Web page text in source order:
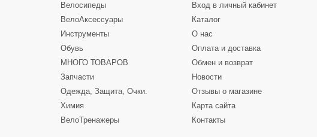
Велосипеды
ВелоАксессуары
Инструменты
Обувь
МНОГО ТОВАРОВ
Запчасти
Одежда, Защита, Очки.
Химия
ВелоТренажеры
Вход в личный кабинет
Каталог
О нас
Оплата и доставка
Обмен и возврат
Новости
Отзывы о магазине
Карта сайта
Контакты